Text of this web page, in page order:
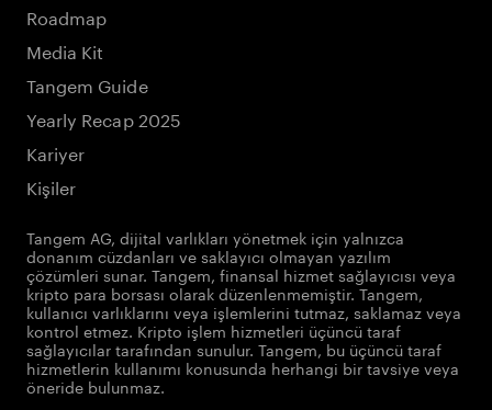
Roadmap
Media Kit
Tangem Guide
Yearly Recap 2025
Kariyer
Kişiler
Tangem AG, dijital varlıkları yönetmek için yalnızca
donanım cüzdanları ve saklayıcı olmayan yazılım
çözümleri sunar. Tangem, finansal hizmet sağlayıcısı veya
kripto para borsası olarak düzenlenmemiştir. Tangem,
kullanıcı varlıklarını veya işlemlerini tutmaz, saklamaz veya
kontrol etmez. Kripto işlem hizmetleri üçüncü taraf
sağlayıcılar tarafından sunulur. Tangem, bu üçüncü taraf
hizmetlerin kullanımı konusunda herhangi bir tavsiye veya
öneride bulunmaz.